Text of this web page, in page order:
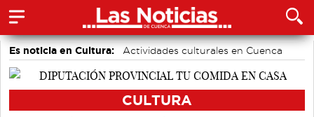
Es noticia en Cultura: Actividades culturales en Cuenca
CULTURA